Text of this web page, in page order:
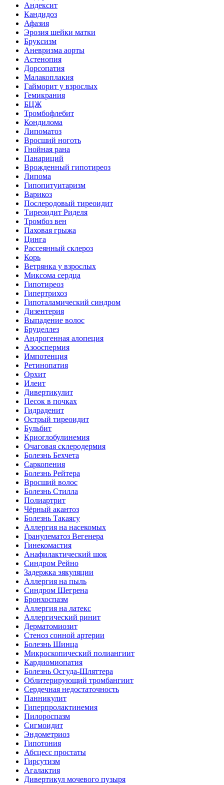
Андексит
Кандидоз
Афазия
Эрозия шейки матки
Бруксизм
Аневризма аорты
Астенопия
Дорсопатия
Малакоплакия
Гайморит у взрослых
Гемикрания
БЦЖ
Тромбофлебит
Кондилома
Липоматоз
Вросший ноготь
Гнойная рана
Панариций
Врожденный гипотиреоз
Липома
Гипопитуитаризм
Варикоз
Послеродовый тиреоидит
Тиреоидит Риделя
Тромбоз вен
Паховая грыжа
Цинга
Рассеянный склероз
Корь
Ветрянка у взрослых
Миксома сердца
Гипотиреоз
Гипертрихоз
Гипоталамический синдром
Дизентерия
Выпадение волос
Бруцеллез
Андрогенная алопеция
Азооспермия
Импотенция
Ретинопатия
Орхит
Илеит
Дивертикулит
Песок в почках
Гидраденит
Острый тиреоидит
Бульбит
Криоглобулинемия
Очаговая склеродермия
Болезнь Бехчета
Саркопения
Болезнь Рейтера
Вросший волос
Болезнь Стилла
Полиартрит
Чёрный акантоз
Болезнь Такаясу
Аллергия на насекомых
Гранулематоз Вегенера
Гинекомастия
Анафилактический шок
Синдром Рейно
Задержка эякуляции
Аллергия на пыль
Синдром Шегрена
Бронхоспазм
Аллергия на латекс
Аллергический ринит
Дерматомиозит
Стеноз сонной артерии
Болезнь Шинца
Микроскопический полиангиит
Кардиомиопатия
Болезнь Осгуда-Шляттера
Облитерирующий тромбангиит
Сердечная недостаточность
Панникулит
Гиперпролактинемия
Пилороспазм
Сигмоидит
Эндометриоз
Гипотония
Абсцесс простаты
Гирсутизм
Агалактия
Дивертикул мочевого пузыря